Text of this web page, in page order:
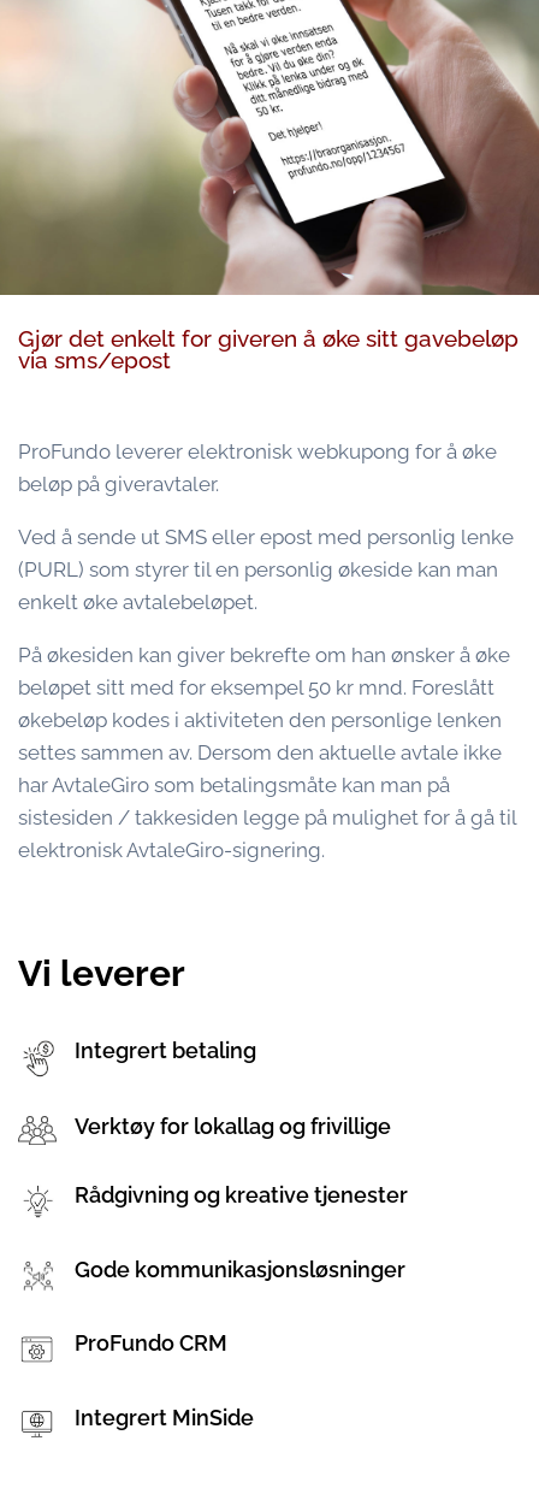
Gjør det enkelt for giveren å øke sitt gavebeløp
via sms/epost
ProFundo leverer elektronisk webkupong for å øke
beløp på giveravtaler.
Ved å sende ut SMS eller epost med personlig lenke
(PURL) som styrer til en personlig økeside kan man
enkelt øke avtalebeløpet.
På økesiden kan giver bekrefte om han ønsker å øke
beløpet sitt med for eksempel 50 kr mnd. Foreslått
økebeløp kodes i aktiviteten den personlige lenken
settes sammen av. Dersom den aktuelle avtale ikke
har AvtaleGiro som betalingsmåte kan man på
sistesiden / takkesiden legge på mulighet for å gå til
elektronisk AvtaleGiro-signering.
Vi leverer
Integrert betaling
Verktøy for lokallag og frivillige
Rådgivning og kreative tjenester
Gode kommunikasjonsløsninger
ProFundo CRM
Integrert MinSide